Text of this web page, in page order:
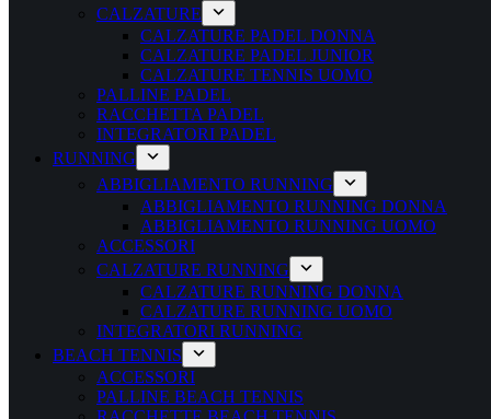
CALZATURE
CALZATURE PADEL DONNA
CALZATURE PADEL JUNIOR
CALZATURE TENNIS UOMO
PALLINE PADEL
RACCHETTA PADEL
INTEGRATORI PADEL
RUNNING
ABBIGLIAMENTO RUNNING
ABBIGLIAMENTO RUNNING DONNA
ABBIGLIAMENTO RUNNING UOMO
ACCESSORI
CALZATURE RUNNING
CALZATURE RUNNING DONNA
CALZATURE RUNNING UOMO
INTEGRATORI RUNNING
BEACH TENNIS
ACCESSORI
PALLINE BEACH TENNIS